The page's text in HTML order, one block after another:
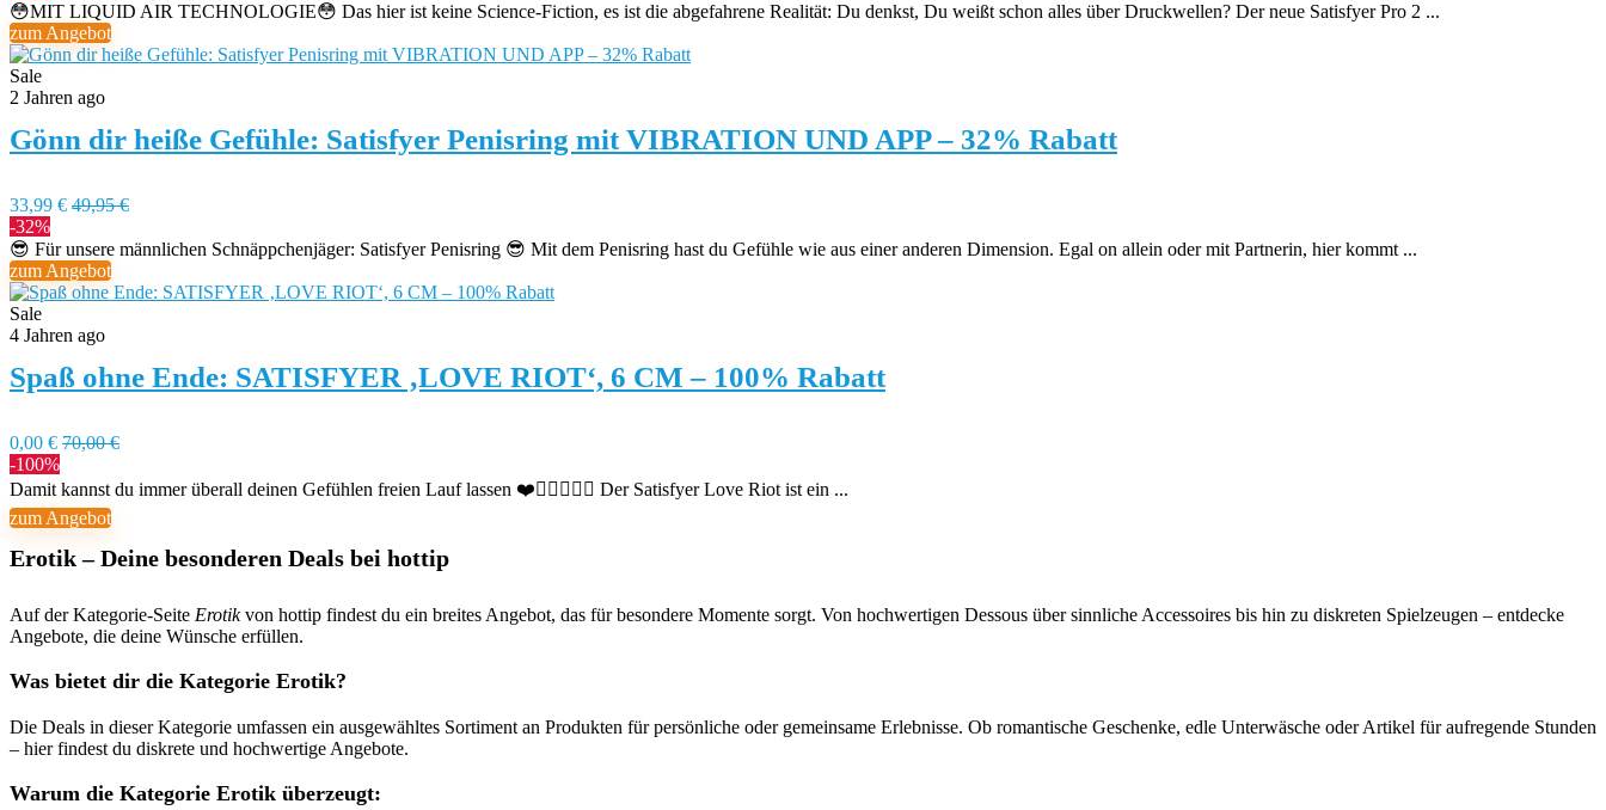
😳MIT LIQUID AIR TECHNOLOGIE😳 Das hier ist keine Science-Fiction, es ist die abgefahrene Realität: Du denkst, Du weißt schon alles über Druckwellen? Der neue Satisfyer Pro 2 ...
zum Angebot
Sale
2 Jahren ago
Gönn dir heiße Gefühle: Satisfyer Penisring mit VIBRATION UND APP – 32% Rabatt
33,99 € 49,95 €
-32%
😎 Für unsere männlichen Schnäppchenjäger: Satisfyer Penisring 😎 Mit dem Penisring hast du Gefühle wie aus einer anderen Dimension. Egal on allein oder mit Partnerin, hier kommt ...
zum Angebot
Sale
4 Jahren ago
Spaß ohne Ende: SATISFYER ‚LOVE RIOT‘, 6 CM – 100% Rabatt
0,00 € 70,00 €
-100%
Damit kannst du immer überall deinen Gefühlen freien Lauf lassen ❤️🙆‍♀️🙋🏻‍♀️ Der Satisfyer Love Riot ist ein ...
zum Angebot
Erotik – Deine besonderen Deals bei hottip
Auf der Kategorie-Seite Erotikvon hottip findest du ein breites Angebot, das für besondere Momente sorgt. Von hochwertigen Dessous über sinnliche Accessoires bis hin zu diskreten Spielzeugen – entdecke
Angebote, die deine Wünsche erfüllen.
Was bietet dir die Kategorie Erotik?
Die Deals in dieser Kategorie umfassen ein ausgewähltes Sortiment an Produkten für persönliche oder gemeinsame Erlebnisse. Ob romantische Geschenke, edle Unterwäsche oder Artikel für aufregende Stunden
– hier findest du diskrete und hochwertige Angebote.
Warum die Kategorie Erotik überzeugt: